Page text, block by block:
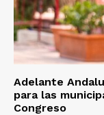
Adelante
para las
Congreso